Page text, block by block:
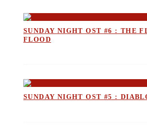
SUNDAY NIGHT OST #6 : THE
FLOOD
SUNDAY NIGHT OST #5 :